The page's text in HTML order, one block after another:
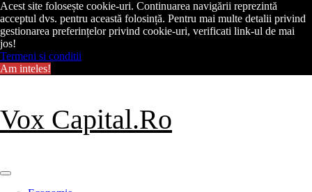
Acest site folosește cookie-uri. Continuarea navigării reprezintă
acceptul dvs. pentru această folosință. Pentru mai multe detalii privind
gestionarea preferințelor privind cookie-uri, verificati link-ul de mai
jos!
Termeni si conditii
Am inteles!
Skip
to
content
Vox Capital.Ro
Primary